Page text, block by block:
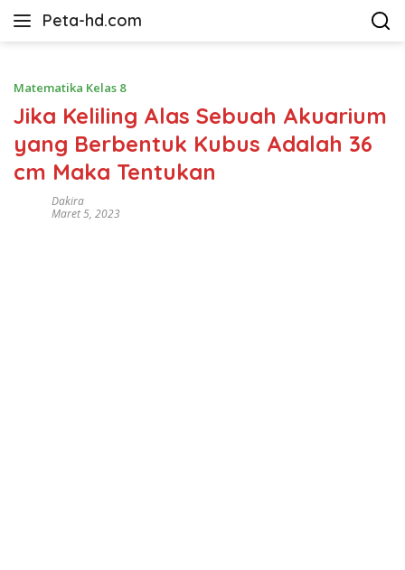
Peta-hd.com
Kumpulan
HD
Matematika Kelas 8
Jika Keliling Alas Sebuah Akuarium
yang Berbentuk Kubus Adalah 36
cm Maka Tentukan
Dakira
Maret 5, 2023